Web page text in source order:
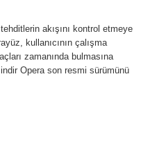
akışını kontrol etmeye
kullanıcının çalışma
zamanında bulmasına
Opera son resmi sürümünü